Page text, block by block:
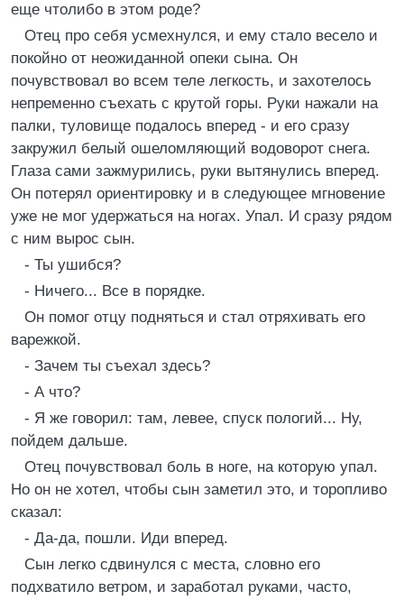
еще чтолибо в этом роде?
Отец про себя усмехнулся, и ему стало весело и
покойно от неожиданной опеки сына. Он
почувствовал во всем теле легкость, и захотелось
непременно съехать с крутой горы. Руки нажали на
палки, туловище подалось вперед - и его сразу
закружил белый ошеломляющий водоворот снега.
Глаза сами зажмурились, руки вытянулись вперед.
Он потерял ориентировку и в следующее мгновение
уже не мог удержаться на ногах. Упал. И сразу рядом
с ним вырос сын.
- Ты ушибся?
- Ничего... Все в порядке.
Он помог отцу подняться и стал отряхивать его
варежкой.
- Зачем ты съехал здесь?
- А что?
- Я же говорил: там, левее, спуск пологий... Ну,
пойдем дальше.
Отец почувствовал боль в ноге, на которую упал.
Но он не хотел, чтобы сын заметил это, и торопливо
сказал:
- Да-да, пошли. Иди вперед.
Сын легко сдвинулся с места, словно его
подхватило ветром, и заработал руками, часто,